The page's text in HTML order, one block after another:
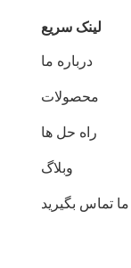
لینک سریع
درباره ما
محصولات
راه حل ها
وبلاگ
ما تماس بگیرید